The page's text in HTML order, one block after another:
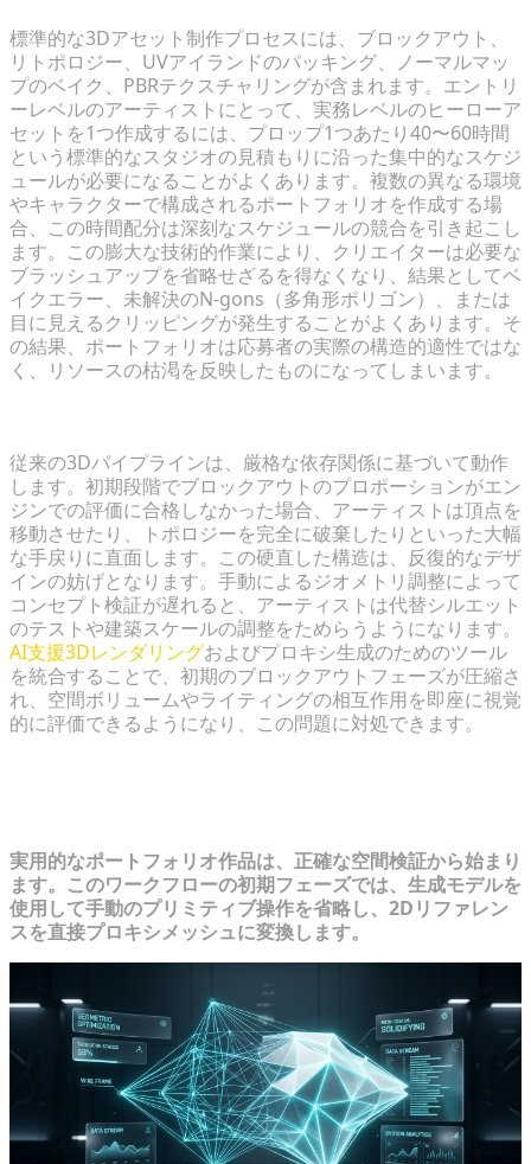
標準的な3Dアセット制作プロセスには、ブロックアウト、
リトポロジー、UVアイランドのパッキング、ノーマルマッ
プのベイク、PBRテクスチャリングが含まれます。エントリ
ーレベルのアーティストにとって、実務レベルのヒーローア
セットを1つ作成するには、プロップ1つあたり40〜60時間
という標準的なスタジオの見積もりに沿った集中的なスケジ
ュールが必要になることがよくあります。複数の異なる環境
やキャラクターで構成されるポートフォリオを作成する場
合、この時間配分は深刻なスケジュールの競合を引き起こし
ます。この膨大な技術的作業により、クリエイターは必要な
ブラッシュアップを省略せざるを得なくなり、結果としてベ
イクエラー、未解決のN-gons（多角形ポリゴン）、または
目に見えるクリッピングが発生することがよくあります。そ
の結果、ポートフォリオは応募者の実際の構造的適性ではな
く、リソースの枯渇を反映したものになってしまいます。
従来の3Dパイプラインは、厳格な依存関係に基づいて動作
します。初期段階でブロックアウトのプロポーションがエン
ジンでの評価に合格しなかった場合、アーティストは頂点を
移動させたり、トポロジーを完全に破棄したりといった大幅
な手戻りに直面します。この硬直した構造は、反復的なデザ
インの妨げとなります。手動によるジオメトリ調整によって
コンセプト検証が遅れると、アーティストは代替シルエット
のテストや建築スケールの調整をためらうようになります。
AI支援3Dレンダリングおよびプロキシ生成のためのツール
を統合することで、初期のブロックアウトフェーズが圧縮さ
れ、空間ボリュームやライティングの相互作用を即座に視覚
的に評価できるようになり、この問題に対処できます。
実用的なポートフォリオ作品は、正確な空間検証から始まり
ます。このワークフローの初期フェーズでは、生成モデルを
使用して手動のプリミティブ操作を省略し、2Dリファレン
スを直接プロキシメッシュに変換します。